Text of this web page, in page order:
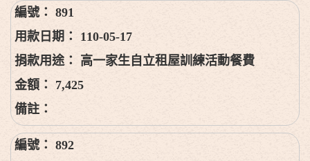
891
110-05-17
高一家生自立租屋訓練活動餐費
7,425
892